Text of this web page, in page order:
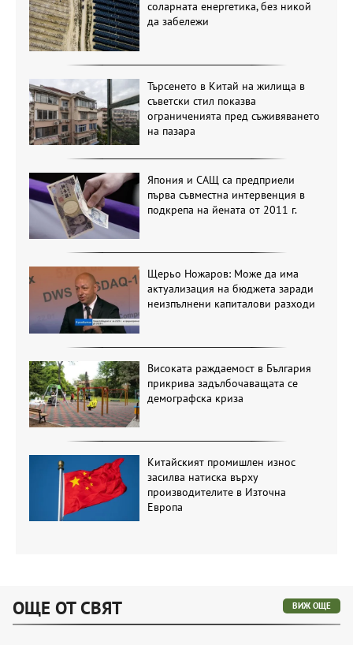
соларната енергетика, без никой
да забележи
Търсенето в Китай на жилища в
съветски стил показва
ограниченията пред съживяването
на пазара
Япония и САЩ са предприели
първа съвместна интервенция в
подкрепа на йената от 2011 г.
Щерьо Ножаров: Може да има
актуализация на бюджета заради
неизпълнени капиталови разходи
Високата раждаемост в България
прикрива задълбочаващата се
демографска криза
Китайският промишлен износ
засилва натиска върху
производителите в Източна
Европа
ОЩЕ ОТ СВЯТ ВИЖ ОЩЕ